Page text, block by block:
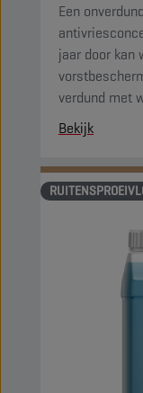
Een
jaar door kan
verdund met
Bekijk